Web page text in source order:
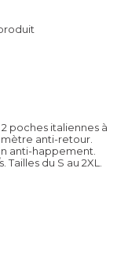
poches italiennes à
mètre anti-retour.
anti-happement.
Tailles du S au 2XL.